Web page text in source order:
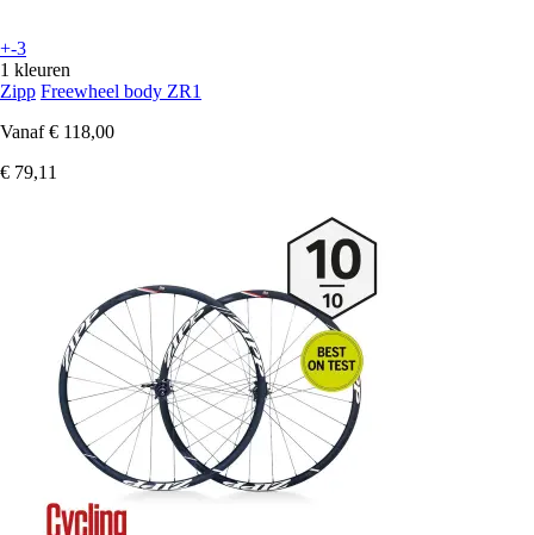
+-3
1 kleuren
Zipp Freewheel body ZR1
Vanaf € 118,00
€ 79,11